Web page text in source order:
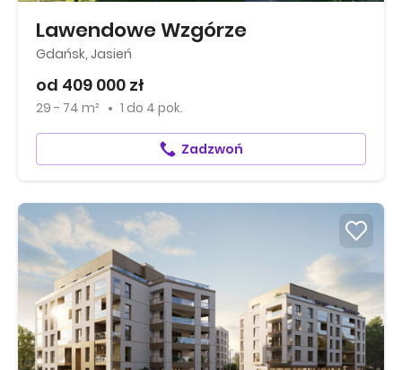
Lawendowe Wzgórze
Gdańsk, Jasień
od 409 000 zł
29 - 74 m² 1 do 4 pok.
Zadzwoń